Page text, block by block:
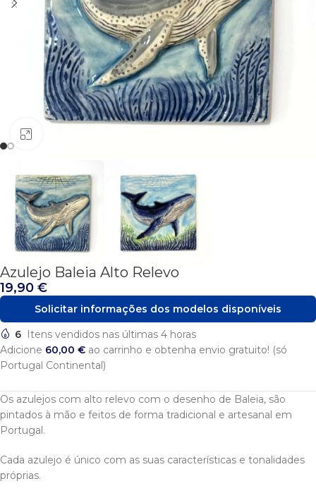
Azulejo Baleia Alto Relevo
19,90 €
Os azulejos com alto relevo com o desenho de Baleia, são
pintados à mão e feitos de forma tradicional e artesanal em
Portugal.
Cada azulejo é único com as suas características e tonalidades
próprias.
Solicitar informações dos modelos disponíveis
6 Itens vendidos nas últimas 4 horas
Adicione 60,00 € ao carrinho e obtenha envio gratuito! (só
Portugal Continental)